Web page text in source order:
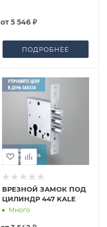
от5 546 ₽
ПОДРОБНЕЕ
ВРЕЗНОЙ ЗАМОК ПОД
ЦИЛИНДР 447 KALE
Много